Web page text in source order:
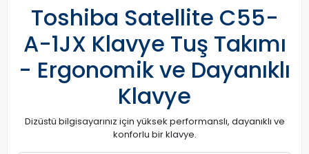
Toshiba Satellite C55-
A-1JX Klavye Tuş Takımı
- Ergonomik ve Dayanıklı
Klavye
Dizüstü bilgisayarınız için yüksek performanslı, dayanıklı ve
konforlu bir klavye.